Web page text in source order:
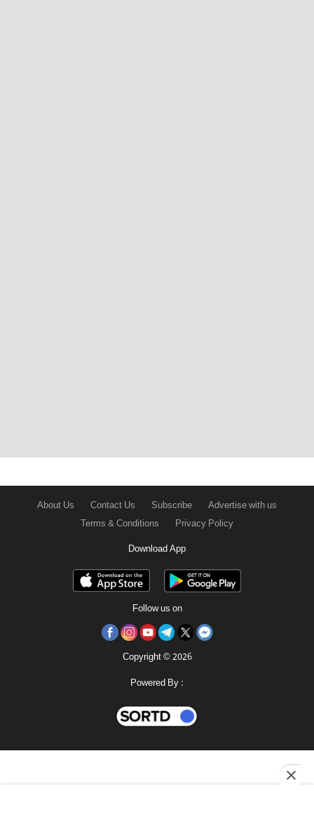
About Us Contact Us Subscribe
Advertise with us
Terms & Conditions
Privacy Policy
Download App
Follow us on
Copyright © 2026
Powered By :